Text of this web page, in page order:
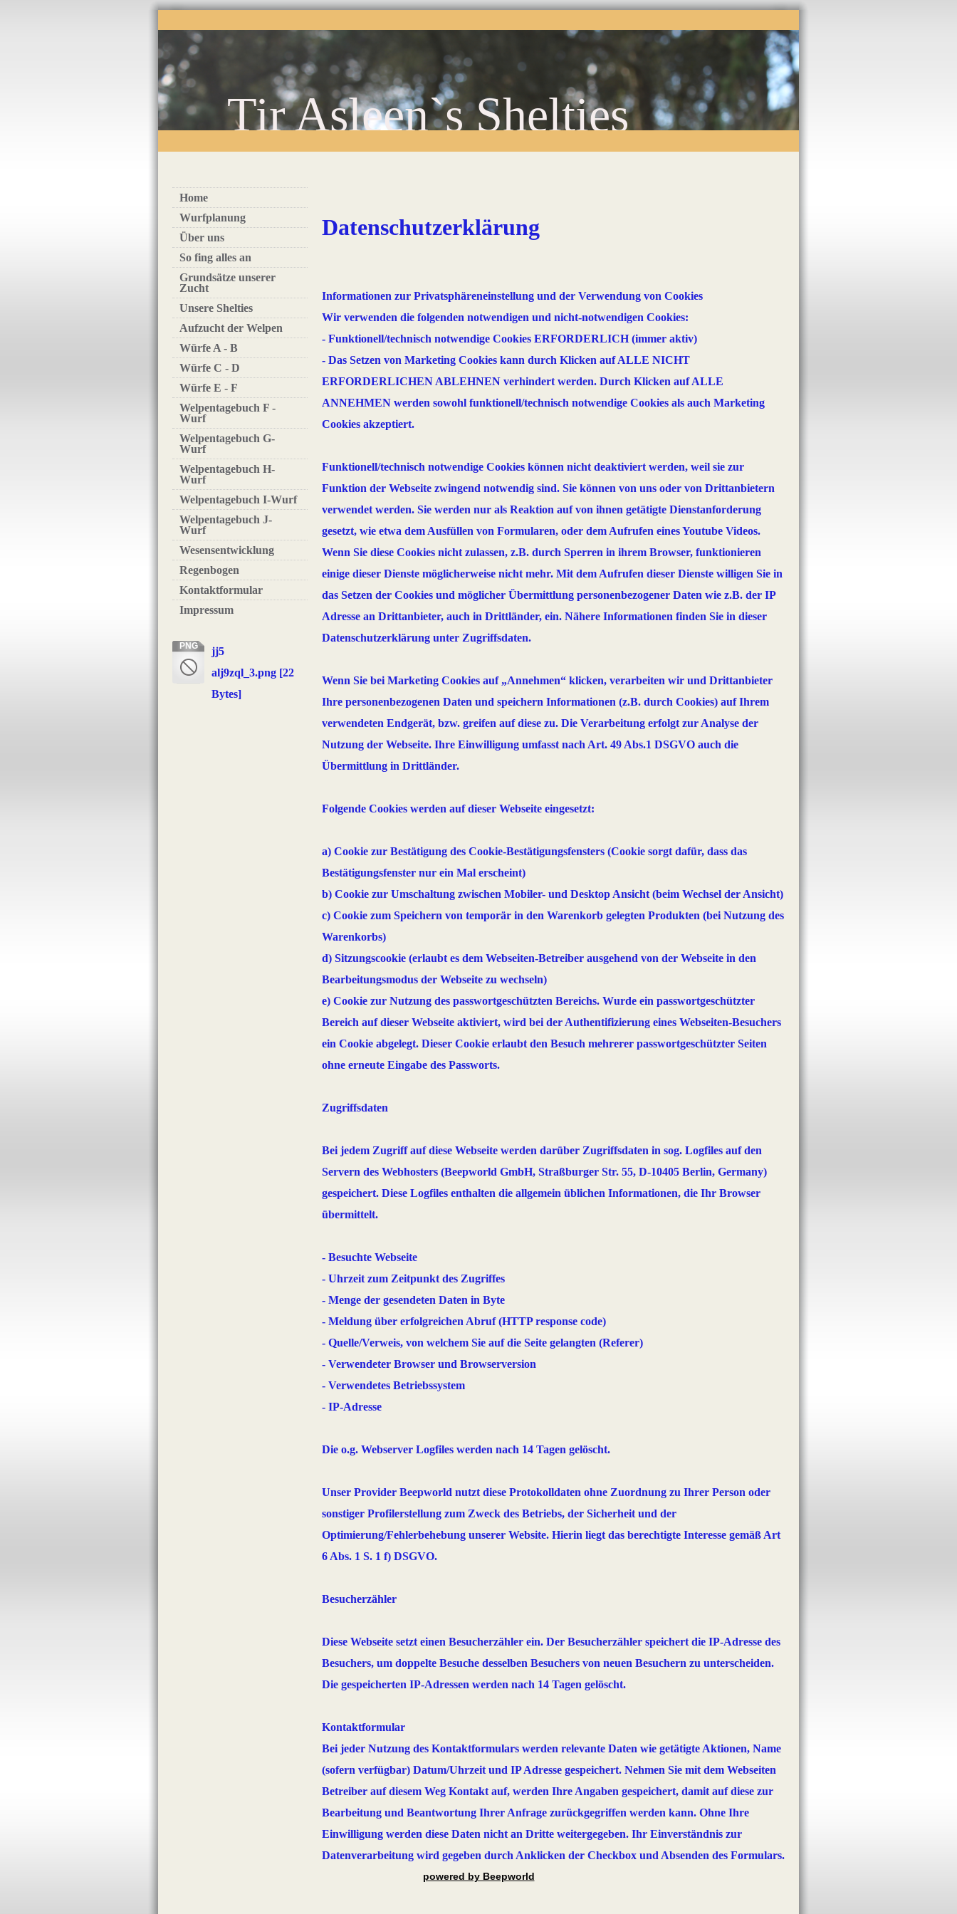
Tir Asleen`s Shelties
Home
Wurfplanung
Über uns
So fing alles an
Grundsätze unserer
Zucht
Unsere Shelties
Aufzucht der Welpen
Würfe A - B
Würfe C - D
Würfe E - F
Welpentagebuch F -
Wurf
Welpentagebuch G-
Wurf
Welpentagebuch H-
Wurf
Welpentagebuch I-Wurf
Welpentagebuch J-
Wurf
Wesensentwicklung
Regenbogen
Kontaktformular
Impressum
PNG
jj5
alj9zql_3.png [22
Bytes]
Datenschutzerklärung
Informationen zur Privatsphäreneinstellung und der Verwendung von Cookies
Wir verwenden die folgenden notwendigen und nicht-notwendigen Cookies:
- Funktionell/technisch notwendige Cookies ERFORDERLICH (immer aktiv)
- Das Setzen von Marketing Cookies kann durch Klicken auf ALLE NICHT
ERFORDERLICHEN ABLEHNEN verhindert werden. Durch Klicken auf ALLE
ANNEHMEN werden sowohl funktionell/technisch notwendige Cookies als auch Marketing
Cookies akzeptiert.
Funktionell/technisch notwendige Cookies können nicht deaktiviert werden, weil sie zur
Funktion der Webseite zwingend notwendig sind. Sie können von uns oder von Drittanbietern
verwendet werden. Sie werden nur als Reaktion auf von ihnen getätigte Dienstanforderung
gesetzt, wie etwa dem Ausfüllen von Formularen, oder dem Aufrufen eines Youtube Videos.
Wenn Sie diese Cookies nicht zulassen, z.B. durch Sperren in ihrem Browser, funktionieren
einige dieser Dienste möglicherweise nicht mehr. Mit dem Aufrufen dieser Dienste willigen Sie in
das Setzen der Cookies und möglicher Übermittlung personenbezogener Daten wie z.B. der IP
Adresse an Drittanbieter, auch in Drittländer, ein. Nähere Informationen finden Sie in dieser
Datenschutzerklärung unter Zugriffsdaten.
Wenn Sie bei Marketing Cookies auf „Annehmen“ klicken, verarbeiten wir und Drittanbieter
Ihre personenbezogenen Daten und speichern Informationen (z.B. durch Cookies) auf Ihrem
verwendeten Endgerät, bzw. greifen auf diese zu. Die Verarbeitung erfolgt zur Analyse der
Nutzung der Webseite. Ihre Einwilligung umfasst nach Art. 49 Abs.1 DSGVO auch die
Übermittlung in Drittländer.
Folgende Cookies werden auf dieser Webseite eingesetzt:
a) Cookie zur Bestätigung des Cookie-Bestätigungsfensters (Cookie sorgt dafür, dass das
Bestätigungsfenster nur ein Mal erscheint)
b) Cookie zur Umschaltung zwischen Mobiler- und Desktop Ansicht (beim Wechsel der Ansicht)
c) Cookie zum Speichern von temporär in den Warenkorb gelegten Produkten (bei Nutzung des
Warenkorbs)
d) Sitzungscookie (erlaubt es dem Webseiten-Betreiber ausgehend von der Webseite in den
Bearbeitungsmodus der Webseite zu wechseln)
e) Cookie zur Nutzung des passwortgeschützten Bereichs. Wurde ein passwortgeschützter
Bereich auf dieser Webseite aktiviert, wird bei der Authentifizierung eines Webseiten-Besuchers
ein Cookie abgelegt. Dieser Cookie erlaubt den Besuch mehrerer passwortgeschützter Seiten
ohne erneute Eingabe des Passworts.
Zugriffsdaten
Bei jedem Zugriff auf diese Webseite werden darüber Zugriffsdaten in sog. Logfiles auf den
Servern des Webhosters (Beepworld GmbH, Straßburger Str. 55, D-10405 Berlin, Germany)
gespeichert. Diese Logfiles enthalten die allgemein üblichen Informationen, die Ihr Browser
übermittelt.
- Besuchte Webseite
- Uhrzeit zum Zeitpunkt des Zugriffes
- Menge der gesendeten Daten in Byte
- Meldung über erfolgreichen Abruf (HTTP response code)
- Quelle/Verweis, von welchem Sie auf die Seite gelangten (Referer)
- Verwendeter Browser und Browserversion
- Verwendetes Betriebssystem
- IP-Adresse
Die o.g. Webserver Logfiles werden nach 14 Tagen gelöscht.
Unser Provider Beepworld nutzt diese Protokolldaten ohne Zuordnung zu Ihrer Person oder
sonstiger Profilerstellung zum Zweck des Betriebs, der Sicherheit und der
Optimierung/Fehlerbehebung unserer Website. Hierin liegt das berechtigte Interesse gemäß Art
6 Abs. 1 S. 1 f) DSGVO.
Besucherzähler
Diese Webseite setzt einen Besucherzähler ein. Der Besucherzähler speichert die IP-Adresse des
Besuchers, um doppelte Besuche desselben Besuchers von neuen Besuchern zu unterscheiden.
Die gespeicherten IP-Adressen werden nach 14 Tagen gelöscht.
Kontaktformular
Bei jeder Nutzung des Kontaktformulars werden relevante Daten wie getätigte Aktionen, Name
(sofern verfügbar) Datum/Uhrzeit und IP Adresse gespeichert. Nehmen Sie mit dem Webseiten
Betreiber auf diesem Weg Kontakt auf, werden Ihre Angaben gespeichert, damit auf diese zur
Bearbeitung und Beantwortung Ihrer Anfrage zurückgegriffen werden kann. Ohne Ihre
Einwilligung werden diese Daten nicht an Dritte weitergegeben. Ihr Einverständnis zur
Datenverarbeitung wird gegeben durch Anklicken der Checkbox und Absenden des Formulars.
powered by Beepworld